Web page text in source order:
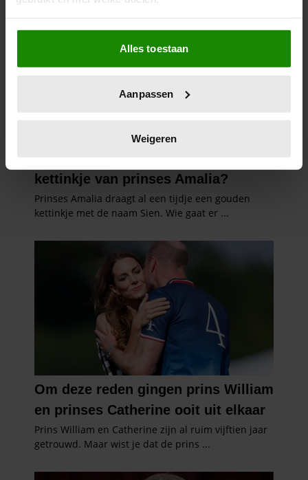
Als u het toestaat, willen we ook graag:
Informatie verzamelen over uw geografische
locatie, die tot een paar meter nauwkeurig kan zijn
scannen op specifieke eigenschappen (fingerprinting)
verwerkt en stel uw voorkeuren in het
intrekken in de Cookieverklaring.
We gebruiken cookies om content en advertenties te
personaliseren, om functies voor social media te bieden
informatie over uw gebruik van onze site met onze
partners voor social media, adverteren en analyse. Deze
partners kunnen deze gegevens combineren met andere
informatie die u aan ze heeft verstrekt of die ze hebben
verzameld op basis van uw gebruik van hun services. U
gaat akkoord met onze cookies als u onze website blijft
Alles toestaan
Aanpassen
Weigeren